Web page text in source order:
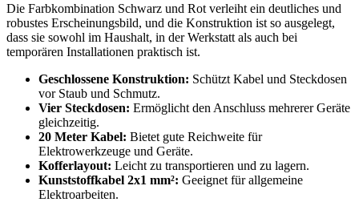
Die Farbkombination Schwarz und Rot verleiht ein deutliches und
robustes Erscheinungsbild, und die Konstruktion ist so ausgelegt,
dass sie sowohl im Haushalt, in der Werkstatt als auch bei
temporären Installationen praktisch ist.
Geschlossene Konstruktion: Schützt Kabel und Steckdosen
vor Staub und Schmutz.
Vier Steckdosen: Ermöglicht den Anschluss mehrerer Geräte
gleichzeitig.
20 Meter Kabel: Bietet gute Reichweite für
Elektrowerkzeuge und Geräte.
Kofferlayout: Leicht zu transportieren und zu lagern.
Kunststoffkabel 2x1 mm²: Geeignet für allgemeine
Elektroarbeiten.